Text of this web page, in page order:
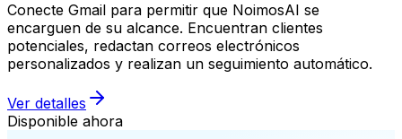
Conecte Gmail para permitir que NoimosAI se
encarguen de su alcance. Encuentran clientes
potenciales, redactan correos electrónicos
personalizados y realizan un seguimiento automático.
Ver detalles
Disponible ahora